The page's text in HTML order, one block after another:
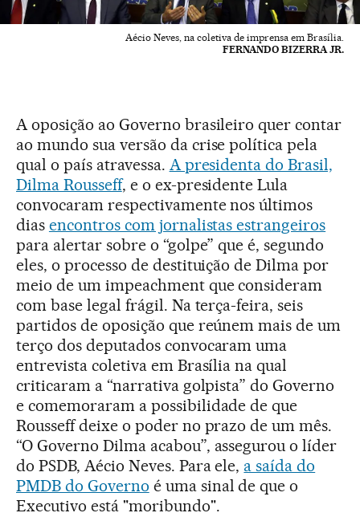
Aécio Neves, na coletiva de imprensa em Brasília.
FERNANDO BIZERRA JR.
A oposição ao Governo brasileiro quer contar
ao mundo sua versão da crise política pela
qual o país atravessa. A presidenta do Brasil,
Dilma Rousseff, e o ex-presidente Lula
convocaram respectivamente nos últimos
dias encontros com jornalistas estrangeiros
para alertar sobre o “golpe” que é, segundo
eles, o processo de destituição de Dilma por
meio de um impeachment que consideram
com base legal frágil. Na terça-feira, seis
partidos de oposição que reúnem mais de um
terço dos deputados convocaram uma
entrevista coletiva em Brasília na qual
criticaram a “narrativa golpista” do Governo
e comemoraram a possibilidade de que
Rousseff deixe o poder no prazo de um mês.
“O Governo Dilma acabou”, assegurou o líder
do PSDB, Aécio Neves. Para ele, a saída do
PMDB do Governo é uma sinal de que o
Executivo está "moribundo".